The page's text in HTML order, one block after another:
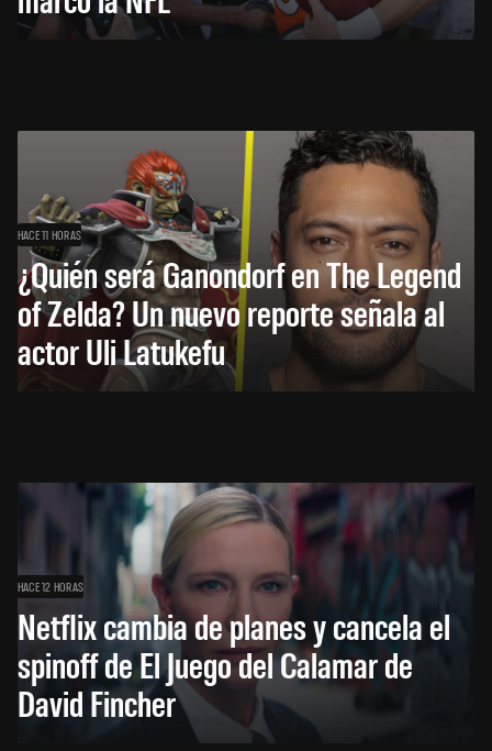
HACE 11 HORAS
¿Quién será Ganondorf en The Legend
of Zelda? Un nuevo reporte señala al
actor Uli Latukefu
HACE 12 HORAS
Netflix cambia de planes y cancela el
spinoff de El Juego del Calamar de
David Fincher